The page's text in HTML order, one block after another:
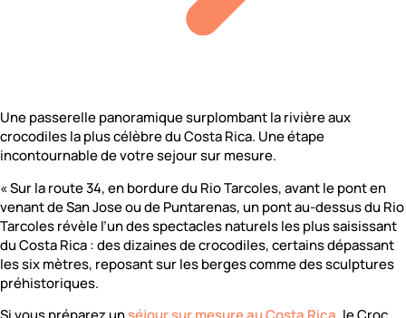
Une passerelle panoramique surplombant la rivière aux
crocodiles la plus célèbre du Costa Rica. Une étape
incontournable de votre sejour sur mesure.
« Sur la route 34, en bordure du Rio Tarcoles, avant le pont en
venant de San Jose ou de Puntarenas, un pont au-dessus du Rio
Tarcoles révèle l’un des spectacles naturels les plus saisissant
du Costa Rica : des dizaines de crocodiles, certains dépassant
les six mètres, reposant sur les berges comme des sculptures
préhistoriques.